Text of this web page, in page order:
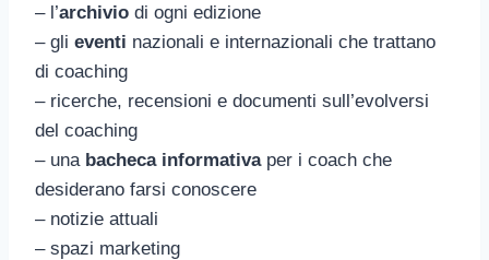
– l’archivio di ogni edizione
– gli eventi nazionali e internazionali che trattano
di coaching
– ricerche, recensioni e documenti sull’evolversi
del coaching
– una bacheca informativaper i coach che
desiderano farsi conoscere
– notizie attuali
– spazi marketing